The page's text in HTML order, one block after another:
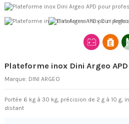
Plateforme inox Dini Argeo APD
Marque: DINI ARGEO
Portée 6 kg à 30 kg, précision de 2 g à 10 g,
distant